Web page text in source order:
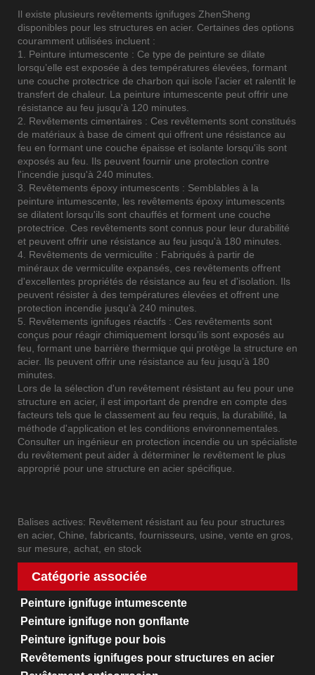
Il existe plusieurs revêtements ignifuges ZhenSheng
disponibles pour les structures en acier. Certaines des options
couramment utilisées incluent :
1. Peinture intumescente : Ce type de peinture se dilate
lorsqu’elle est exposée à des températures élevées, formant
une couche protectrice de charbon qui isole l’acier et ralentit le
transfert de chaleur. La peinture intumescente peut offrir une
résistance au feu jusqu'à 120 minutes.
2. Revêtements cimentaires : Ces revêtements sont constitués
de matériaux à base de ciment qui offrent une résistance au
feu en formant une couche épaisse et isolante lorsqu'ils sont
exposés au feu. Ils peuvent fournir une protection contre
l'incendie jusqu'à 240 minutes.
3. Revêtements époxy intumescents : Semblables à la
peinture intumescente, les revêtements époxy intumescents
se dilatent lorsqu'ils sont chauffés et forment une couche
protectrice. Ces revêtements sont connus pour leur durabilité
et peuvent offrir une résistance au feu jusqu'à 180 minutes.
4. Revêtements de vermiculite : Fabriqués à partir de
minéraux de vermiculite expansés, ces revêtements offrent
d'excellentes propriétés de résistance au feu et d'isolation. Ils
peuvent résister à des températures élevées et offrent une
protection incendie jusqu'à 240 minutes.
5. Revêtements ignifuges réactifs : Ces revêtements sont
conçus pour réagir chimiquement lorsqu’ils sont exposés au
feu, formant une barrière thermique qui protège la structure en
acier. Ils peuvent offrir une résistance au feu jusqu’à 180
minutes.
Lors de la sélection d'un revêtement résistant au feu pour une
structure en acier, il est important de prendre en compte des
facteurs tels que le classement au feu requis, la durabilité, la
méthode d'application et les conditions environnementales.
Consulter un ingénieur en protection incendie ou un spécialiste
du revêtement peut aider à déterminer le revêtement le plus
approprié pour une structure en acier spécifique.
Balises actives: Revêtement résistant au feu pour structures
en acier, Chine, fabricants, fournisseurs, usine, vente en gros,
sur mesure, achat, en stock
Catégorie associée
Peinture ignifuge intumescente
Peinture ignifuge non gonflante
Peinture ignifuge pour bois
Revêtements ignifuges pour structures en acier